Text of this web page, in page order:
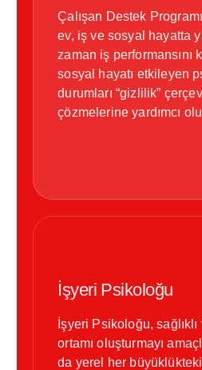
Çalışan Destek
ev, iş ve sosyal hayatta
zaman iş performansını
sosyal hayatı etkileyen
durumları “gizlilik”
çözmelerine yardımcı
İşyeri Psikoloğu
İşyeri Psikoloğu,
ortamı oluşturmayı
da yerel her